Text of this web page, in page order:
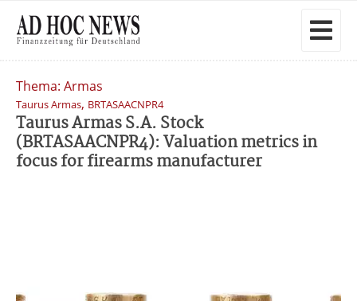
Thema: Armas
Taurus Armas, BRTASAACNPR4
Taurus Armas S.A. Stock
(BRTASAACNPR4): Valuation metrics in
focus for firearms manufacturer